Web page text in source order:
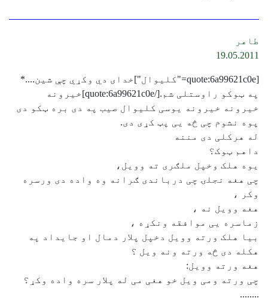
طاهر
19.05.2011
[quote:6a99621c0e="كليوال"]خدای دي وکړي چې شین....*
په ټوکو راوستلی شم.‏[/quote:6a99621c0e]‎خیرونه
خیرونه خیرونه یوسی کلیوال صیب په دی بره ټکو دی
پوه نشوم چی څه یی پټ کړی دی.‏
له هرکلی دی مننه
داهم ټوک؟
یوه هلک وخپل ملګری ته وویل،
چی هغه نجلۍ چی درباندی ګرانه وه واده دی ورسره
وکر ،
هغه وویل نه ،
زماسره یی موافقه ونکړه ،
بیا هلک ورته وویل دخپل پلار دمال او جایداد په
هکله دی څه ورته ونه ویل ؟
هغه ورته وویل:
چی ورته ومی ویل خو هغی می له پلار سره واده وکړ؟
‏........